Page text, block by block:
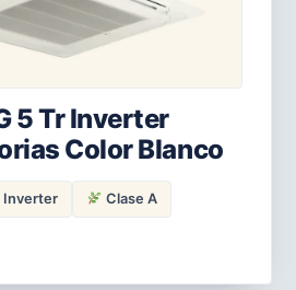
5 Tr Inverter
Color Blanco
Inverter Clase A